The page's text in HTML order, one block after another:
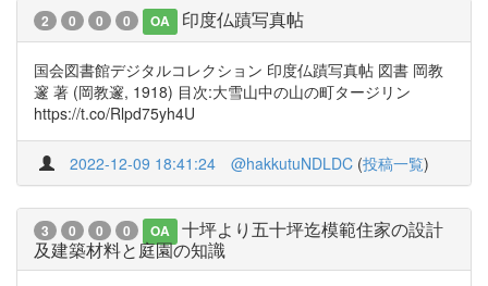
2 0 0 0 OA 印度仏蹟写真帖
国会図書館デジタルコレクション 印度仏蹟写真帖 図書 岡教
邃 著 (岡教邃, 1918) 目次:大雪山中の山の町タージリン
https://t.co/Rlpd75yh4U
2022-12-09 18:41:24 @hakkutuNDLDC (投稿一覧)
3 0 0 0 OA
十坪より五十坪迄模範住家の設計
及建築材料と庭園の知識